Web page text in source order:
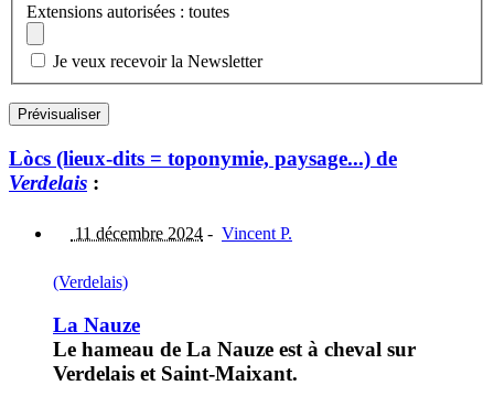
Extensions autorisées : toutes
Je veux recevoir la Newsletter
Lòcs (lieux-dits = toponymie, paysage...) de
Verdelais :
11 décembre 2024 - Vincent P.
(Verdelais)
La Nauze
Le hameau de La Nauze est à cheval sur
Verdelais et Saint-Maixant.